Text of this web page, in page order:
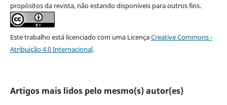
propósitos da revista, não estando disponíveis para outros fins.
Este trabalho está licenciado com uma LicençaCreative Commons -
Atribuição 4.0 Internacional.
Artigos mais lidos pelo mesmo(s) autor(es)